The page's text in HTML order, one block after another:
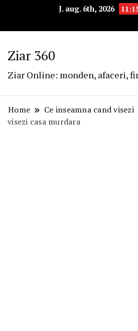
J. aug. 6th, 2026
Ziar 360
Ziar Online: monden, afaceri,
Home Ce inseamna cand visezi
visezi casa murdara